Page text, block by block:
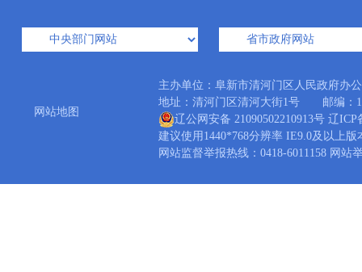
网站地图
主办单位：阜新市清河门区人民政府
地址：清河门区清河大街1号 邮编：
辽公网安备 21090502210913号 辽ICP
建议使用1440*768分辨率 IE9.0及以上版
网站监督举报热线：0418-6011158 网站